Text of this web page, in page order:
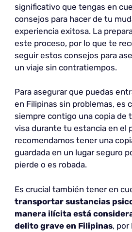
significativo que tengas en
consejos para hacer de tu
experiencia exitosa. La
este proceso, por lo que te
seguir estos consejos para
un viaje sin contratiempos.
Para asegurar que puedas
en Filipinas sin problemas, es
siempre contigo una copia de
visa durante tu estancia en el
recomendamos tener una
guardada en un lugar seguro
pierde o es robada.
Es crucial también tener en
transportar sustancias
manera ilícita está
delito grave en Filipinas, por